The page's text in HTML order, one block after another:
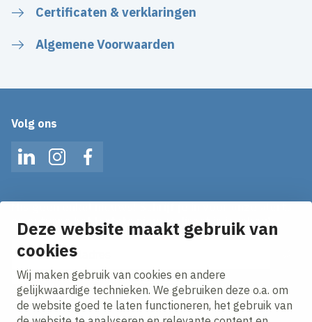
Deze website maakt gebruik van
cookies
Wij maken gebruik van cookies en andere
gelijkwaardige technieken. We gebruiken deze o.a. om
de website goed te laten functioneren, het gebruik van
Certificaten & verklaringen
Algemene Voorwaarden
Volg ons
LinkedInInstagramFacebook
en ontvang het laatste nieuws direct in je inbox!
E-mailadres
Ik ga akkoord met hetprivacy statement.